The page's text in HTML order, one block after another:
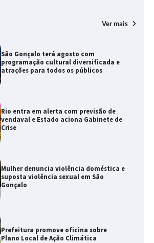
Ver mais
São Gonçalo terá agosto com
programação cultural diversificada e
atrações para todos os públicos
Rio entra em alerta com previsão de
vendaval e Estado aciona Gabinete de
Crise
Mulher denuncia violência doméstica e
suposta violência sexual em São
Gonçalo
Prefeitura promove oficina sobre
Plano Local de Ação Climática